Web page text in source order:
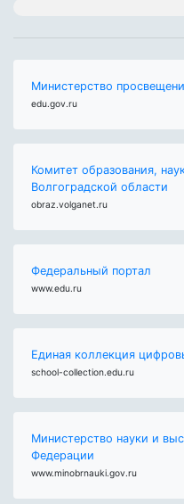
Министерство
edu.gov.ru
Комитет образования,
Волгоградской области
obraz.volganet.ru
Федеральный портал
www.edu.ru
Единая коллекция
school-collection.edu.ru
Министерство науки и
Федерации
www.minobrnauki.gov.ru